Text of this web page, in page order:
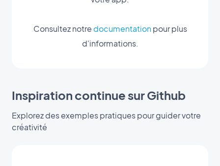
Consultez notre documentationpour plus
d'informations.
Inspiration continue sur Github
Explorez des exemples pratiques pour guider votre
créativité